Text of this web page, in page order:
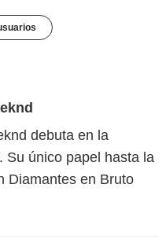
debuta en la
Su único papel hasta la
Diamantes en Bruto